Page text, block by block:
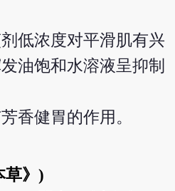
低浓度对平滑肌有兴
油饱和水溶液呈抑制
香健胃的作用。
草》)